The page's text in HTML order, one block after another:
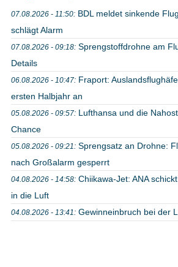
07.08.2026 - 11:50: BDL meldet sinkende
schlägt Alarm
07.08.2026 - 09:18: Sprengstoffdrohne am
Details
06.08.2026 - 10:47: Fraport:
ersten Halbjahr an
05.08.2026 - 09:57: Lufthansa und die
Chance
05.08.2026 - 09:21: Sprengsatz an Drohne:
nach Großalarm gesperrt
04.08.2026 - 14:58: Chiikawa-Jet: ANA
in die Luft
04.08.2026 - 13:41: Gewinneinbruch bei der